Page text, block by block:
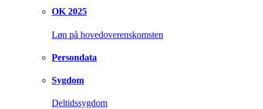
OK 2025
Løn på hovedoverenskomsten
Persondata
Sygdom
Deltidssygdom